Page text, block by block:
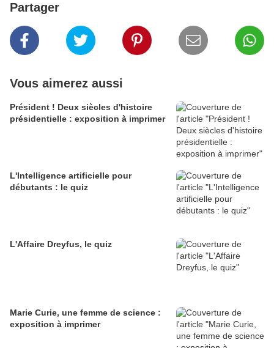
Partager
Vous aimerez aussi
Président ! Deux siècles d'histoire
présidentielle : exposition à imprimer
L'Intelligence artificielle pour
débutants : le quiz
L'Affaire Dreyfus, le quiz
Marie Curie, une femme de science :
exposition à imprimer